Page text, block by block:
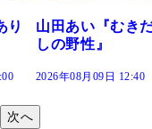
だ
麻倉瑞季『夏がそ
うさせた』
次へ